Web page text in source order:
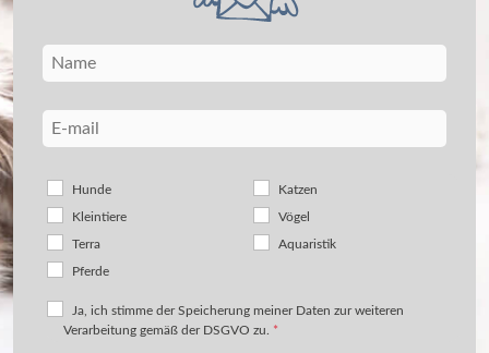
Hunde
Kleintiere
Terra
Pferde
Katzen
Vögel
Aquaristik
Ja, ich stimme der Speicherung meiner Daten zur weiteren
Verarbeitung gemäß der DSGVO zu. *